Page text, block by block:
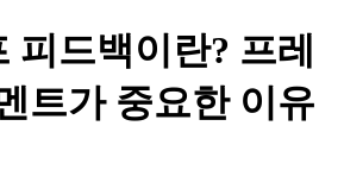
피드백이란? 프레
트가 중요한 이유